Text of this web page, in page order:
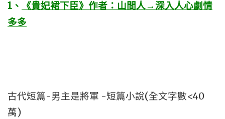
1 、
《貴妃裙下臣》作者：山間人→深入人心劇情
多多
古代短篇-男主是將軍 -短篇小說(全文字數<40
萬)